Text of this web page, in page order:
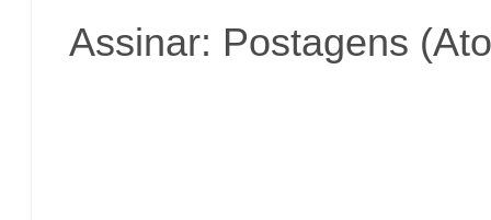
Assinar: Postagens